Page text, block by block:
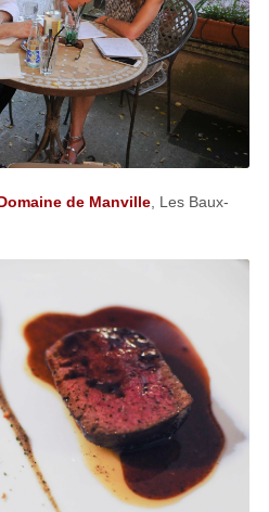
de Manville, Les Baux-